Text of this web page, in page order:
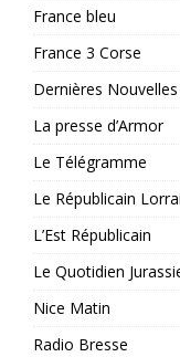
France bleu
France 3 Corse
Dernières Nouvelles
La presse d’Armor
Le Télégramme
Le Républicain
L’Est Républicain
Le Quotidien
Nice Matin
Radio Bresse